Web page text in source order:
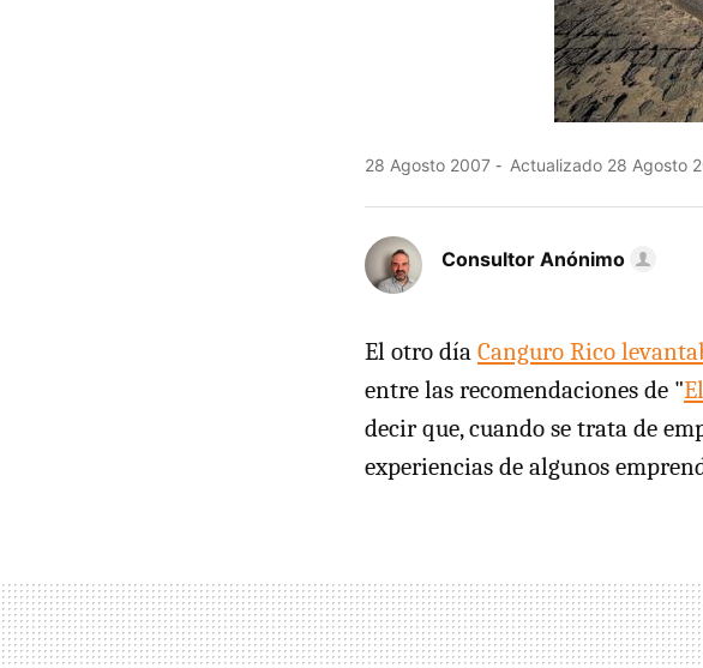
28 Agosto 2007 Actualizado 28 Agosto
Consultor Anónimo
El otro día Canguro Rico
entre las recomendaciones de "
decir que, cuando se trata de
experiencias de algunos